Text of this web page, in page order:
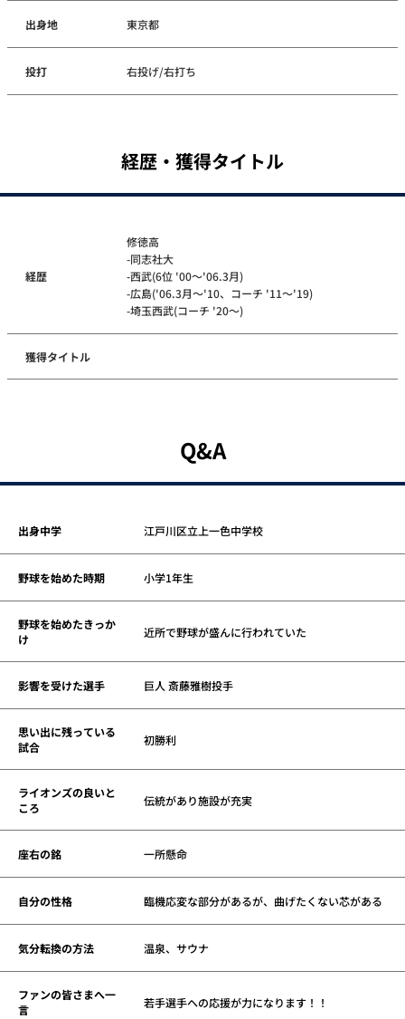
出身地 東京都
投打 右投げ/右打ち
経歴・獲得タイトル
経歴
修徳高
-同志社大
-西武(6位 '00～'06.3月)
-広島('06.3月～'10、コーチ '11～'19)
-埼玉西武(コーチ '20～)
獲得タイトル
Q&A
出身中学 江戸川区立上一色中学校
野球を始めた時期 小学1年生
野球を始めたきっか
け
近所で野球が盛んに行われていた
影響を受けた選手 巨人 斎藤雅樹投手
思い出に残っている
試合
初勝利
ライオンズの良いと
ころ
伝統があり施設が充実
座右の銘 一所懸命
自分の性格 臨機応変な部分があるが、曲げたくない芯がある
気分転換の方法 温泉、サウナ
ファンの皆さまへ一
言
若手選手への応援が力になります！！